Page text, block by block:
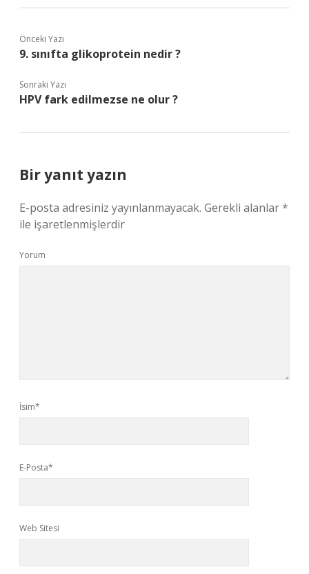
Önceki Yazı
9. sınıfta glikoprotein nedir ?
Sonraki Yazı
HPV fark edilmezse ne olur ?
Bir yanıt yazın
E-posta adresiniz yayınlanmayacak. Gerekli alanlar*
ile işaretlenmişlerdir
Yorum
İsim*
E-Posta*
Web Sitesi